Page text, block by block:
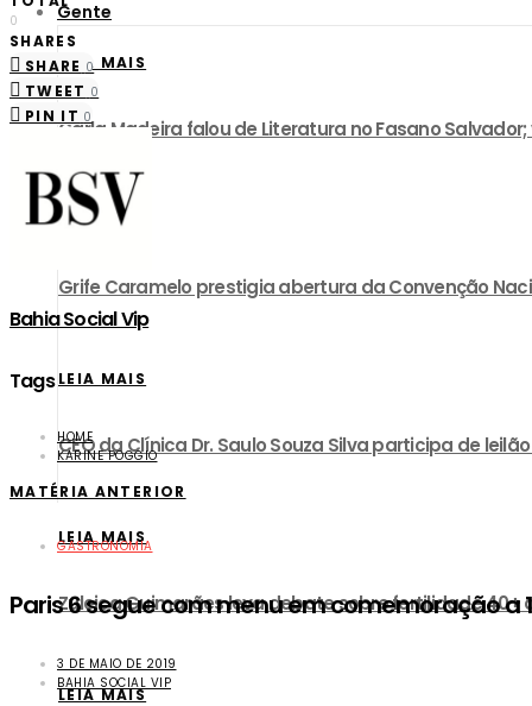
Gente
LEIA MAIS
Carla Madeira falou de Literatura no Fasano
LEIA MAIS
Grife Caramelo prestigia abertura da Convenção
LEIA MAIS
CEO da Clínica Dr. Saulo Souza Silva participa de
LEIA MAIS
Zuleica Guimarães leva debate sobre fertilidade 40+
LEIA MAIS
0
SHARES
SHARE 0
TWEET 0
PIN IT 0
Bahia Social Vip
Tags
HOME
KARINE POGGIO
MATÉRIA ANTERIOR
GASTRONOMIA
Paris 6 segue com menu em comemoração a
3 DE MAIO DE 2019
BAHIA SOCIAL VIP